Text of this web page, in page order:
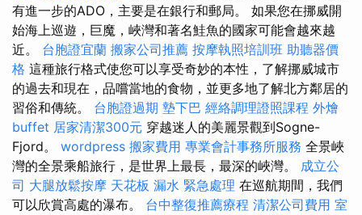
有進一步的ADO，主要是在銀行和郵局。 如果您在挪威開
始海上巡遊，巨魔，峽灣和著名鮭魚的國家可能會越來越
近。 台胞證宜蘭 搬家公司推薦 按摩執照培訓班 助聽器價
格 這種旅行格式使您可以享受奇妙的本性，了解挪威城市
的過去和現在，品嚐當地的食物，並更多地了解北方鄰居的
習俗和傳統。 台胞證過期 墊下巴 經絡調理證照課程 外燴
buffet 居家清潔300元 穿越迷人的美麗景觀到Sogne-
Fjord。 wordpress 搬家費用 專業會計事務所服務 全景峽
灣的全景乘船旅行，是世界上最長，最深的峽灣。 成立公
司 大腿放鬆按摩 天花板 漏水 緊急處理 在巡航期間，我們
可以欣賞高處的瀑布。 台中整復推薦療程 清潔公司費用 室